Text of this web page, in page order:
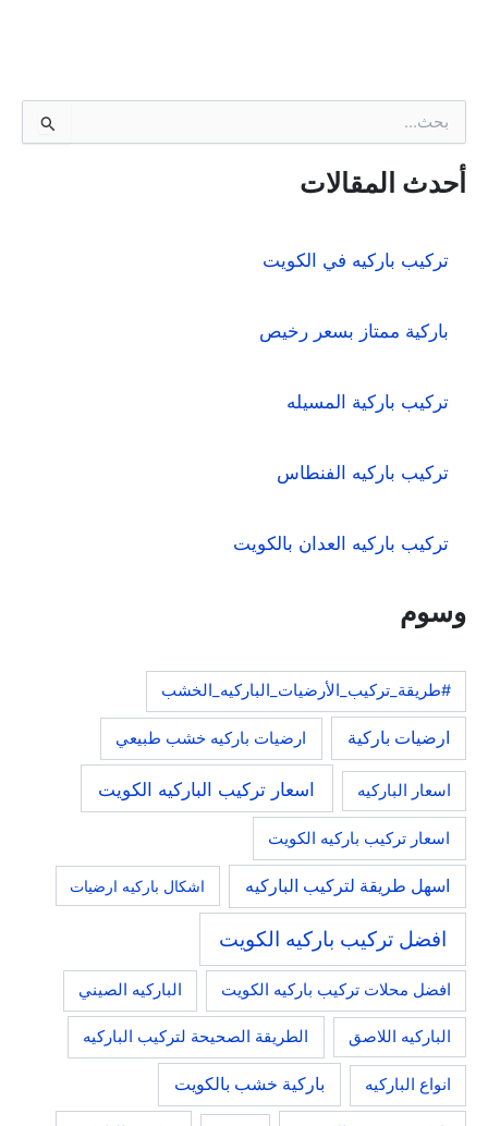
ح
ثأحدث المقالات
تركيب باركيه في الكويت
باركية ممتاز بسعر رخيص
تركيب باركية المسيله
تركيب باركيه الفنطاس
تركيب باركيه العدان بالكويت
وسوم
#طريقة_تركيب_الأرضيات_الباركيه_الخشب
ارضيات باركية ارضيات باركيه خشب طبيعي
اسعار الباركيه اسعار تركيب الباركيه الكويت
اسعار تركيب باركيه الكويت
اسهل طريقة لتركيب الباركيه اشكال باركيه ارضيات
افضل تركيب باركيه الكويت
افضل محلات تركيب باركيه الكويت الباركيه الصيني
الباركيه اللاصق الطريقة الصحيحة لتركيب الباركيه
انواع الباركيه باركية خشب بالكويت